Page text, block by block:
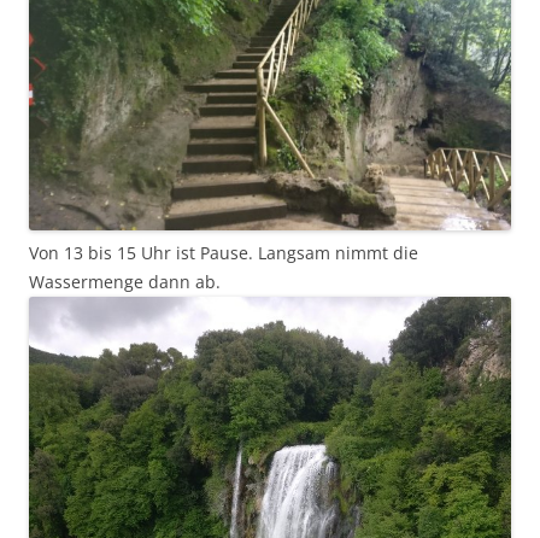
Von 13 bis 15 Uhr ist Pause. Langsam nimmt die
Wassermenge dann ab.